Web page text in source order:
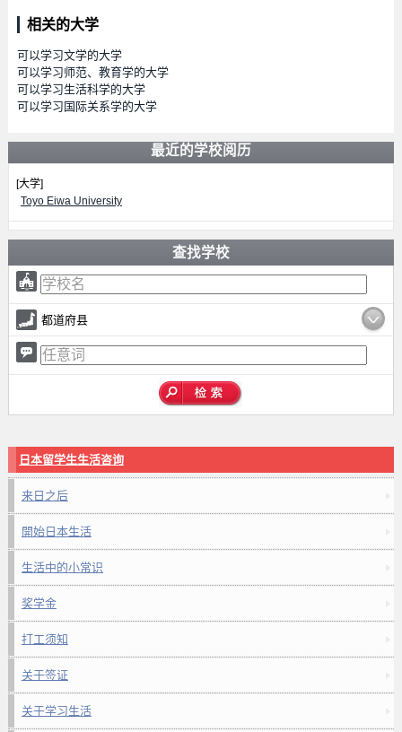
相关的大学
可以学习文学的大学
可以学习师范、教育学的大学
可以学习生活科学的大学
可以学习国际关系学的大学
最近的学校阅历
[大学]
Toyo Eiwa University
查找学校
都道府县
日本留学生生活咨询
来日之后
開始日本生活
生活中的小常识
奖学金
打工须知
关于签证
关于学习生活